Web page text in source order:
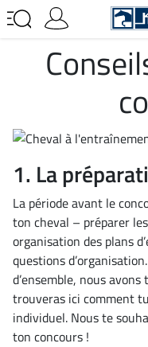
1. La
La période avant le
ton cheval – préparer
organisation des plans
questions
d’ensemble, nous
trouveras ici comment
individuel. Nous te
ton concours !